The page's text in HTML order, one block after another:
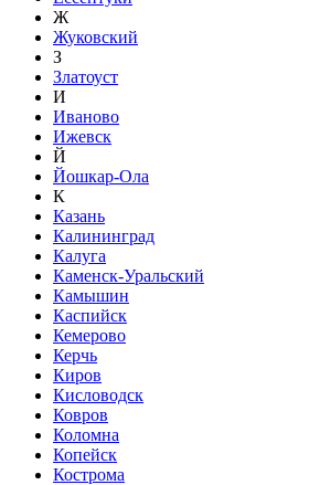
Ж
Жуковский
З
Златоуст
И
Иваново
Ижевск
Й
Йошкар-Ола
К
Казань
Калининград
Калуга
Каменск-Уральский
Камышин
Каспийск
Кемерово
Керчь
Киров
Кисловодск
Ковров
Коломна
Копейск
Кострома